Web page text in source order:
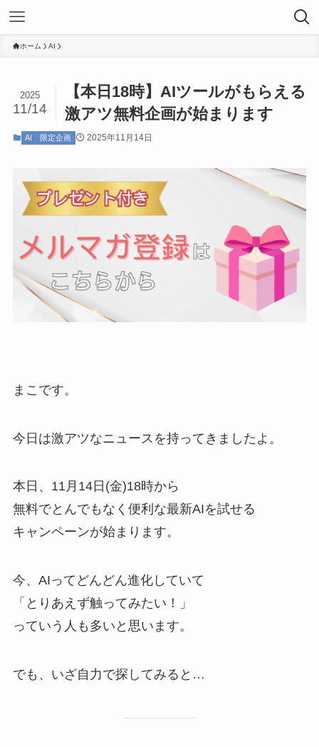
ホーム AI
【本日18時】AIツールがもらえる
激アツ無料企画が始まります
2025
11/14
AI 限定企画 2025年11月14日
まこです。
今日は激アツなニュースを持ってきましたよ。
本日、11月14日(金)18時から
無料でとんでもなく便利な最新AIを試せる
キャンペーンが始まります。
今、AIってどんどん進化していて
「とりあえず触ってみたい！」
っていう人も多いと思います。
でも、いざ自力で探してみると…